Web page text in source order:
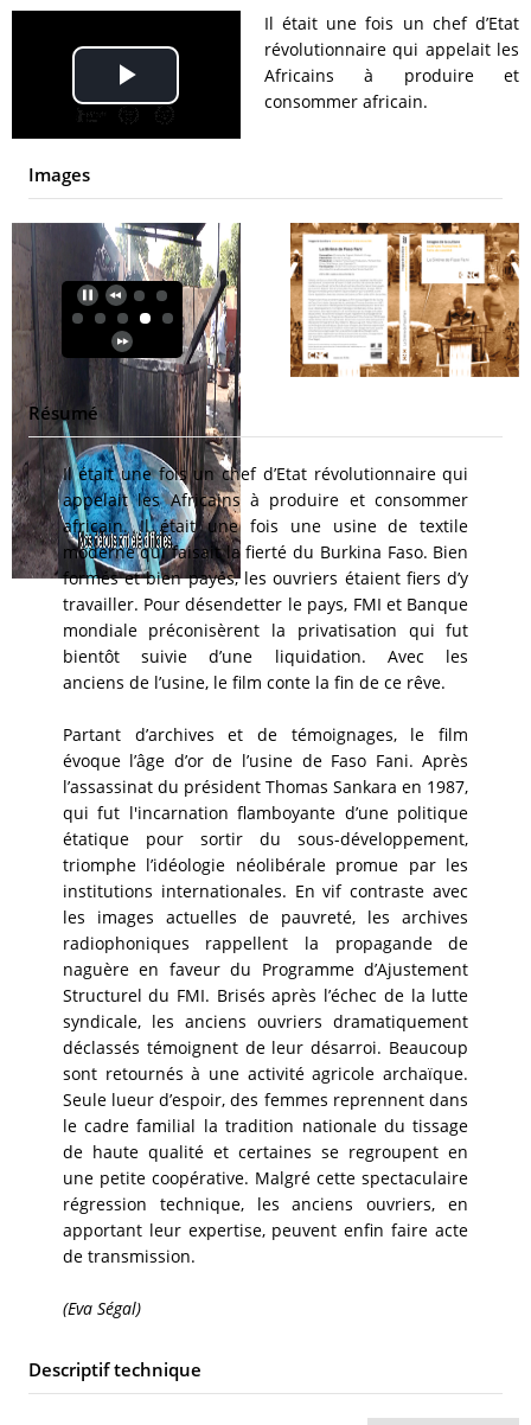
Play
Video
Il était une fois un chef d’Etat
révolutionnaire qui appelait les
Africains à produire et
consommer africain.
Images
Résumé
Il était une fois un chef d’Etat révolutionnaire qui
appelait les Africains à produire et consommer
africain. Il était une fois une usine de textile
moderne qui faisait la fierté du Burkina Faso. Bien
formés et bien payés, les ouvriers étaient fiers d’y
travailler. Pour désendetter le pays, FMI et Banque
mondiale préconisèrent la privatisation qui fut
bientôt suivie d’une liquidation. Avec les
anciens de l’usine, le film conte la fin de ce rêve.
Partant d’archives et de témoignages, le film
évoque l’âge d’or de l’usine de Faso Fani. Après
l’assassinat du président Thomas Sankara en 1987,
qui fut l'incarnation flamboyante d’une politique
étatique pour sortir du sous-développement,
triomphe l’idéologie néolibérale promue par les
institutions internationales. En vif contraste avec
les images actuelles de pauvreté, les archives
radiophoniques rappellent la propagande de
naguère en faveur du Programme d’Ajustement
Structurel du FMI. Brisés après l’échec de la lutte
syndicale, les anciens ouvriers dramatiquement
déclassés témoignent de leur désarroi. Beaucoup
sont retournés à une activité agricole archaïque.
Seule lueur d’espoir, des femmes reprennent dans
le cadre familial la tradition nationale du tissage
de haute qualité et certaines se regroupent en
une petite coopérative. Malgré cette spectaculaire
régression technique, les anciens ouvriers, en
apportant leur expertise, peuvent enfin faire acte
de transmission.
(Eva Ségal)
Descriptif technique